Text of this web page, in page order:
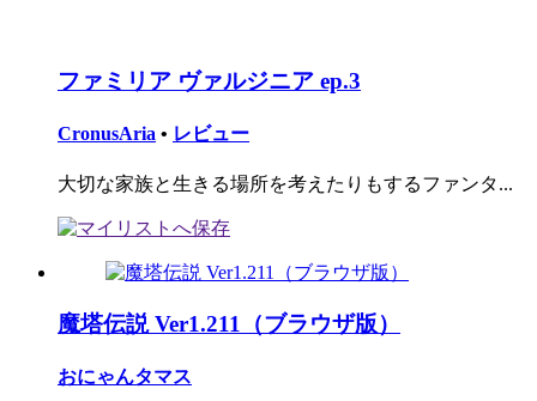
ファミリア ヴァルジニア ep.3
CronusAria • レビュー
大切な家族と生きる場所を考えたりもするファンタ...
魔塔伝説 Ver1.211（ブラウザ版）
おにゃんタマス